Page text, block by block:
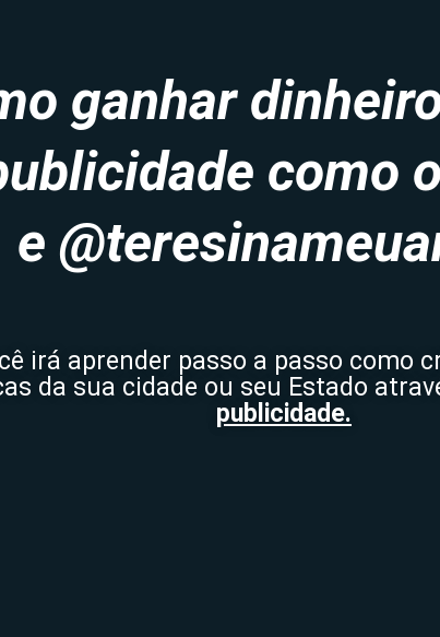
ganhar
como
e
irá aprender passo a passo como
da sua cidade ou seu Estado
publicidade.